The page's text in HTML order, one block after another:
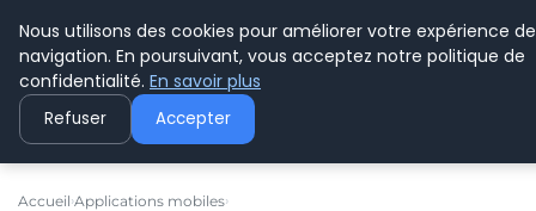
C PLUSPLUS
Accueil Applications mobiles
Nous utilisons des cookies pour améliorer votre expérience de
navigation. En poursuivant, vous acceptez notre politique de
confidentialité. En savoir plus
Refuser Accepter